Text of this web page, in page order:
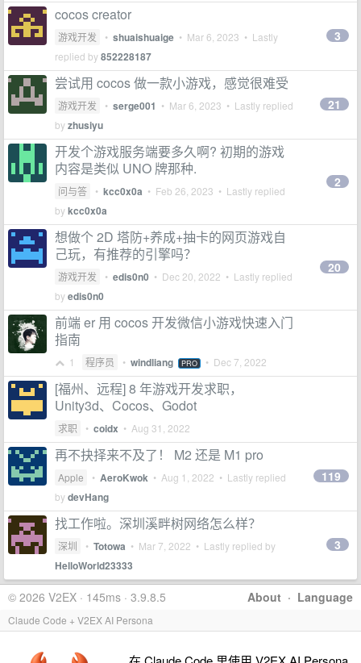
cocos creator
游戏开发 • shuaishuaige • Mar 6, 2023 • Lastly
replied by852228187
3
尝试用 cocos 做一款小游戏，感觉很难受
游戏开发 • serge001 • Mar 6, 2023 • Lastly replied
byzhusiyu
21
开发个游戏服务端要多久啊? 初期的游戏
内容是类似 UNO 牌那种.
问与答 • kcc0x0a • Feb 26, 2023 • Lastly replied
bykcc0x0a
2
想做个 2D 塔防+养成+抽卡的网页游戏自
己玩，有推荐的引擎吗？
游戏开发 • edis0n0 • Dec 20, 2022 • Lastly replied
byedis0n0
20
前端 er 用 cocos 开发微信小游戏快速入门
指南
1 程序员 • windliang PRO • Dec 7, 2022
[福州、远程] 8 年游戏开发求职，
Unity3d、Cocos、Godot
求职 • coidx • Aug 31, 2022
再不抉择来不及了！ M2 还是 M1 pro
Apple • AeroKwok • Aug 1, 2022 • Lastly replied
bydevHang
119
找工作啦。深圳溪畔树网络怎么样？
深圳 • Totowa • Mar 7, 2022 • Lastly replied by
HelloWorld23333
3
About · Language
© 2026 V2EX · 145ms · 3.9.8.5
Claude Code + V2EX AI Persona